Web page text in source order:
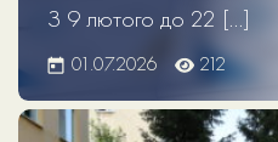
З 9 лютого до 22 […]
01.07.2026 212